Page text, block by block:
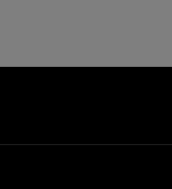
page:page:
our YouTube channel: